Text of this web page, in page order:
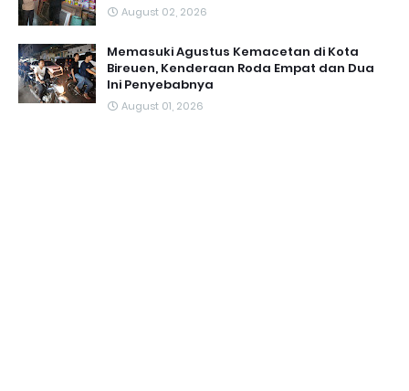
August 02, 2026
Memasuki Agustus Kemacetan di Kota
Bireuen, Kenderaan Roda Empat dan Dua
Ini Penyebabnya
August 01, 2026